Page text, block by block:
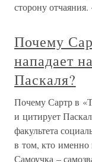
сторону
Почему
нападает
Паскаля?
Почему Сартр в
и цитирует
факультета
в том, кто именно
Самоучка –